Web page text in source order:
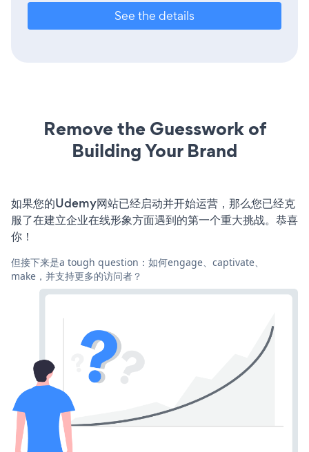
See the details
Remove the Guesswork of
Building Your Brand
如果您的Udemy网站已经启动并开始运营，那么您已经克
服了在建立企业在线形象方面遇到的第一个重大挑战。恭喜
你！
但接下来是a tough question：如何engage、captivate、
make，并支持更多的访问者？